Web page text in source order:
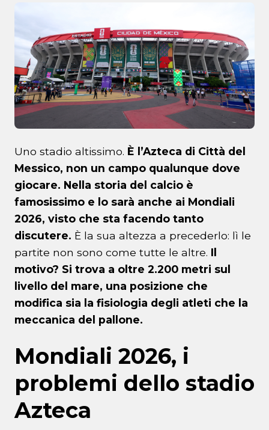
Uno stadio altissimo. È l’Azteca di Città del
Messico, non un campo qualunque dove
giocare. Nella storia del calcio è
famosissimo e lo sarà anche ai Mondiali
2026, visto che sta facendo tanto
discutere. È la sua altezza a precederlo: lì le
partite non sono come tutte le altre. Il
motivo? Si trova a oltre 2.200 metri sul
livello del mare, una posizione che
modifica sia la fisiologia degli atleti che la
meccanica del pallone.
Mondiali 2026, i
problemi dello stadio
Azteca